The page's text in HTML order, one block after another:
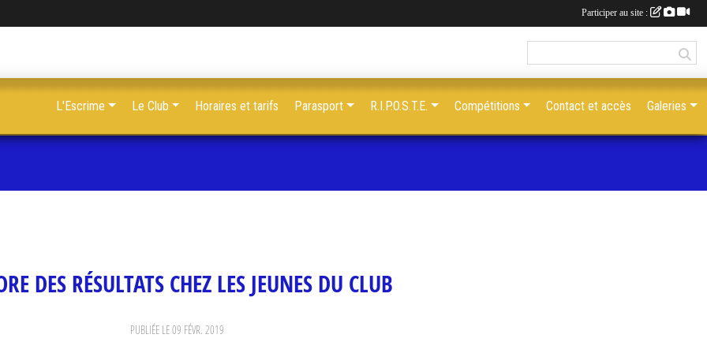
DES RÉSULTATS CHEZ LES JEUNES DU CLUB
PUBLIÉE LE09 FÉVR. 2019
L'Escrime Le Club Horaires et tarifs Parasport R.I.P.O.S.T.E. Compétitions Contact et accès Galeries
Participer au site :